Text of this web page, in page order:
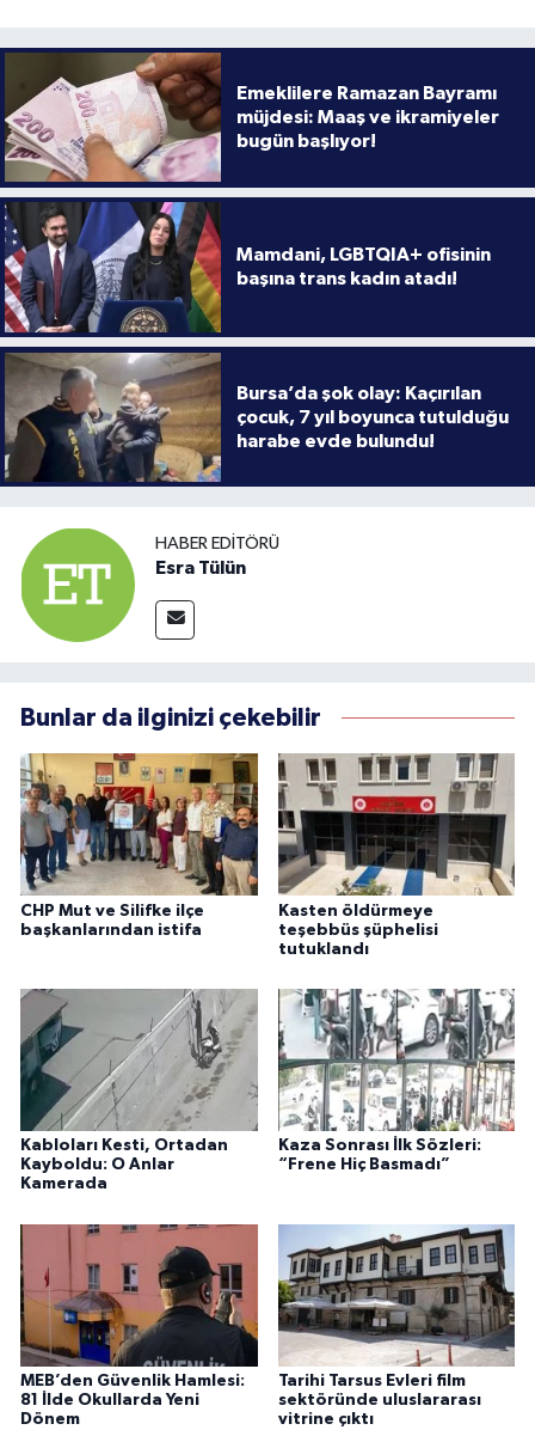
Emeklilere Ramazan Bayramı
müjdesi: Maaş ve ikramiyeler
bugün başlıyor!
Mamdani, LGBTQIA+ ofisinin
başına trans kadın atadı!
Bursa’da şok olay: Kaçırılan
çocuk, 7 yıl boyunca tutulduğu
harabe evde bulundu!
HABER EDITÖRÜ
Esra Tülün
Bunlar da ilginizi çekebilir
CHP Mut ve Silifke ilçe
başkanlarından istifa
Kasten öldürmeye
teşebbüs şüphelisi
tutuklandı
Kabloları Kesti, Ortadan
Kayboldu: O Anlar
Kamerada
Kaza Sonrası İlk Sözleri:
“Frene Hiç Basmadı”
MEB’den Güvenlik Hamlesi:
81 İlde Okullarda Yeni
Dönem
Tarihi Tarsus Evleri film
sektöründe uluslararası
vitrine çıktı